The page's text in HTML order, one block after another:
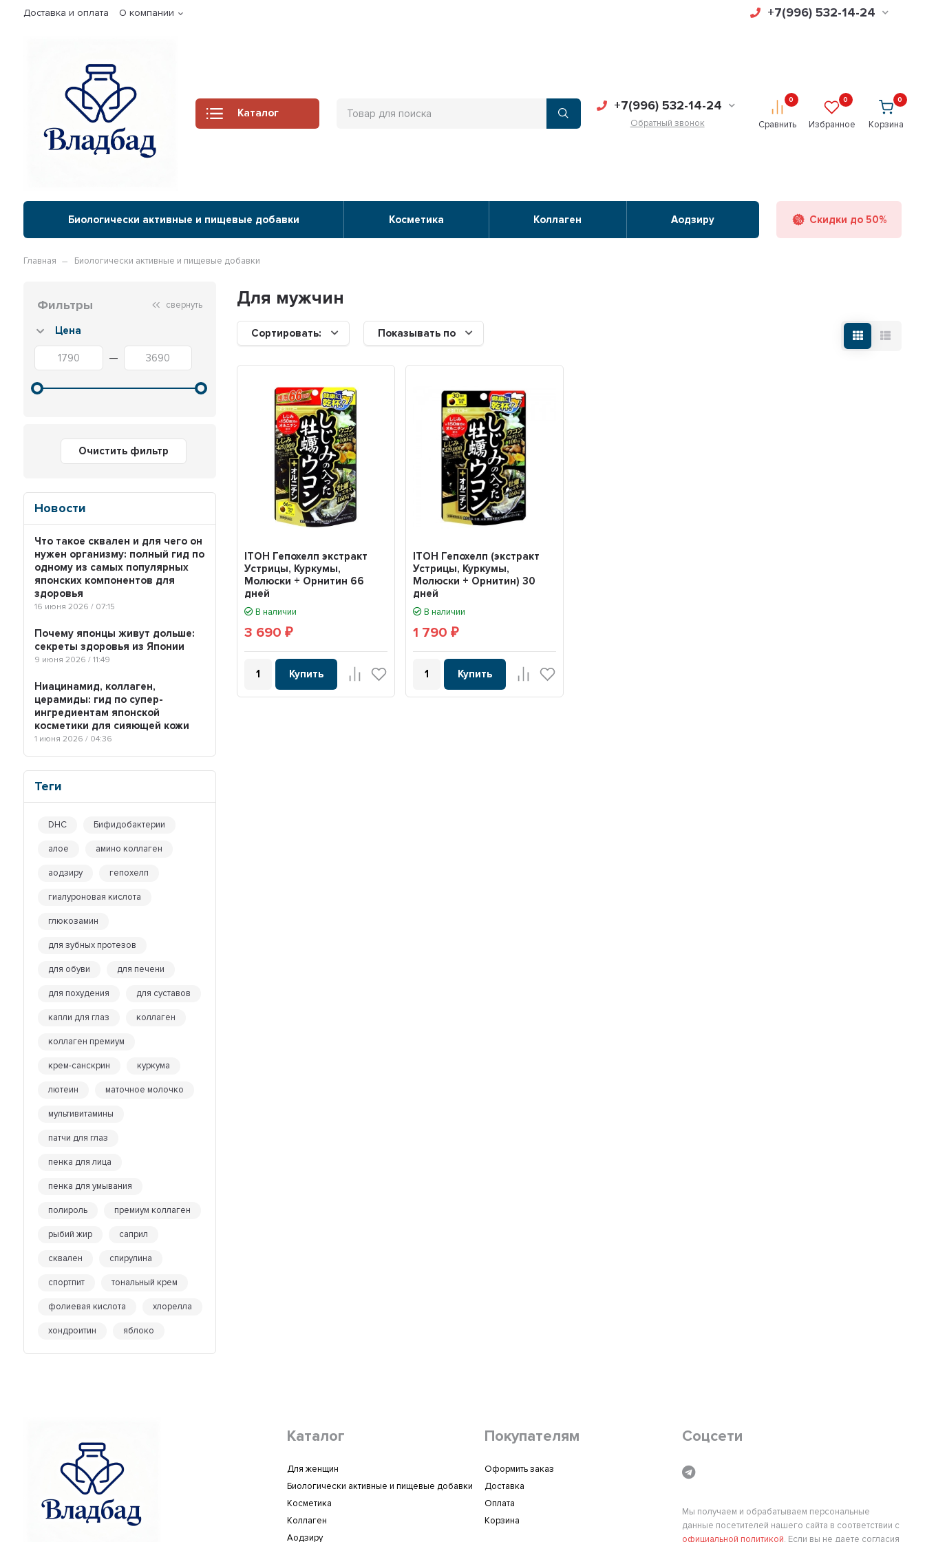
Доставка и оплата О компании +7(996) 532-14-24
Каталог +7(996) 532-14-24
Обратный звонок
0
Сравнить
0
Избранное
0
Корзина
Биологически активные и пищевые добавки Косметика Коллаген Аодзиру Скидки до 50%
Главная Биологически активные и пищевые добавки
Фильтры свернуть
Цена
—
Очистить фильтр
Новости
Что такое сквален и для чего он
нужен организму: полный гид по
одному из самых популярных
японских компонентов для
здоровья
16 июня 2026 / 07:15
Почему японцы живут дольше:
секреты здоровья из Японии
9 июня 2026 / 11:49
Ниацинамид, коллаген,
церамиды: гид по супер-
ингредиентам японской
косметики для сияющей кожи
1 июня 2026 / 04:36
Теги
DHC Бифидобактерии
алое амино коллаген
аодзиру гепохелп
гиалуроновая кислота
глюкозамин
для зубных протезов
для обуви для печени
для похудения для суставов
капли для глаз коллаген
коллаген премиум
крем-санскрин куркума
лютеин маточное молочко
мультивитамины
патчи для глаз
пенка для лица
пенка для умывания
полироль премиум коллаген
рыбий жир саприл
сквален спирулина
спортпит тональный крем
фолиевая кислота хлорелла
хондроитин яблоко
Для мужчин
Сортировать: Показывать по
ITОH Гепохелп экстракт
Устрицы, Куркумы,
Молюски + Орнитин 66
дней
В наличии
3 690₽
Купить
ITОH Гепохелп (экстракт
Устрицы, Куркумы,
Молюски + Орнитин) 30
дней
В наличии
1 790₽
Купить
Каталог
Для женщин
Биологически активные и пищевые добавки
Косметика
Коллаген
Аодзиру
Покупателям
Оформить заказ
Доставка
Оплата
Корзина
Соцсети
Мы получаем и обрабатываем персональные
данные посетителей нашего сайта в соответствии с
официальной политикой. Если вы не даете согласия